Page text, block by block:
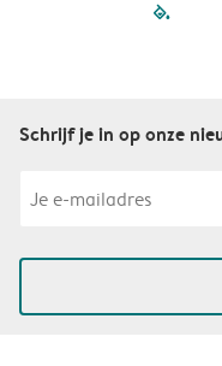
Schrijf je in op onze